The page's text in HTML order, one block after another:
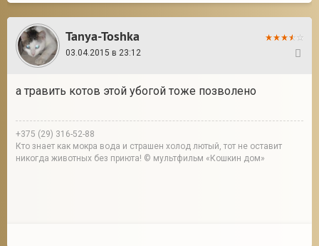
Tanya-Toshka
03.04.2015 в 23:12
а травить котов этой убогой тоже позволено
+375 (29) 316-52-88
Кто знает как мокра вода и страшен холод лютый, тот не оставит
никогда животных без приюта! © мультфильм «Кошкин дом»